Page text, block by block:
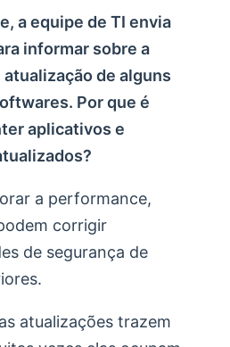
a equipe de TI envia
informar sobre a
de alguns
Por que é
aplicativos e
a performance,
corrigir
de segurança de
atualizações trazem